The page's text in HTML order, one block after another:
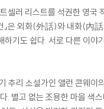
트셀러 리스트를 석권한 영
』은 외화(外話)와 내화(
기도 쉽다. 서로 다른 이
추리 소설가인 앨런 콘웨
별고 없는 조용한 마을 색